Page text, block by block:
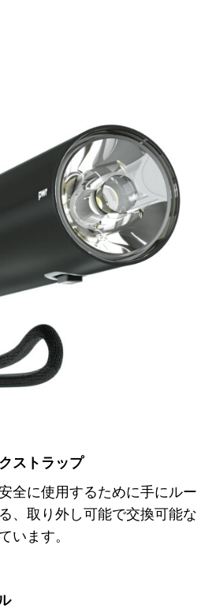
ストラップ
全に使用するために手にルー
、取り外し可能で交換可能な
います。